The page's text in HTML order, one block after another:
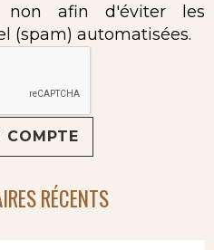
non afin d'éviter les
(spam) automatisées.
RÉCENTS